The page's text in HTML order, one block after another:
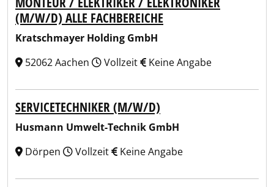
(M/W/D) ALLE FACHBEREICHE
Kratschmayer Holding GmbH
52062 Aachen
Vollzeit Keine Angabe
SERVICETECHNIKER (M/W/D)
Husmann Umwelt-Technik GmbH
Dörpen
Vollzeit Keine Angabe